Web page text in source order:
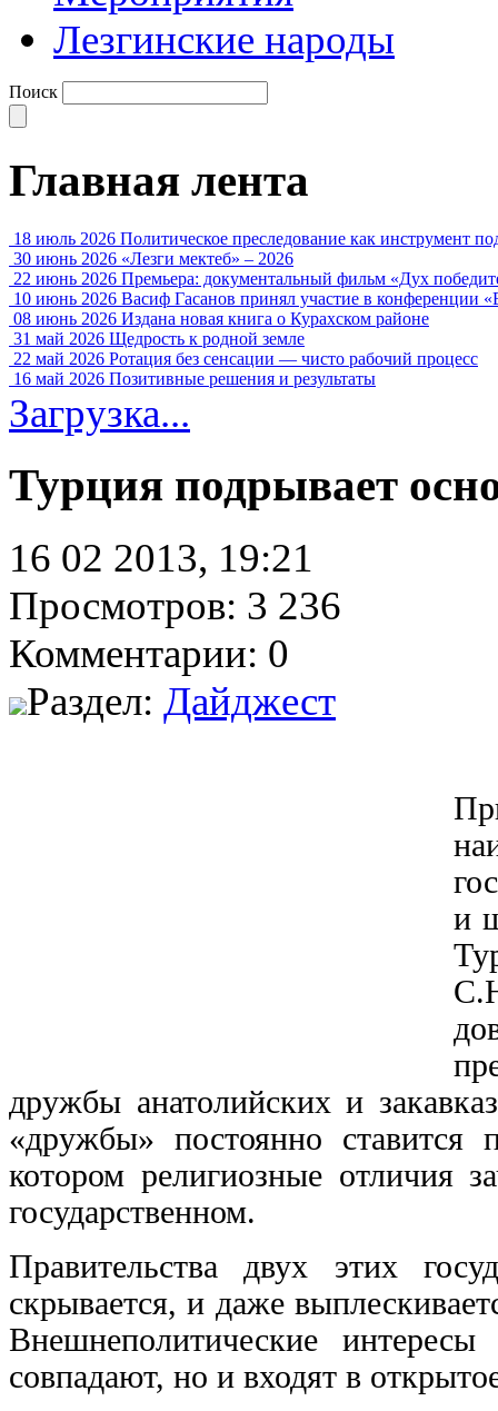
Лезгинские народы
Поиск
Главная лента
18 июль 2026 Политическое преследование как инструмент
30 июнь 2026 «Лезги мектеб» – 2026
22 июнь 2026 Премьера: документальный фильм «Дух
10 июнь 2026 Васиф Гасанов принял участие в конференции
08 июнь 2026 Издана новая книга о Курахском районе
31 май 2026 Щедрость к родной земле
22 май 2026 Ротация без сенсации — чисто рабочий процесс
16 май 2026 Позитивные решения и результаты
Загрузка...
Турция подрывает
16 02 2013, 19:21
Просмотров: 3 236
Комментарии: 0
Раздел: Дайджест
и
дружбы анатолийских и
«дружбы» постоянно
котором религиозные отличия
государственном.
Правительства двух этих
скрывается, и даже
Внешнеполитические
совпадают, но и входят в